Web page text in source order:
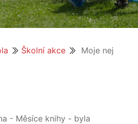
Školní akce
Moje nej
- Měsíce knihy - byla